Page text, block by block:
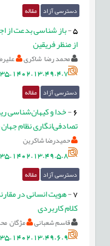
دسترسی آزاد مقاله
5
-باز شناسی بدعت از
از منظر فریقین
محمد رضا شاکری
دسترسی آزاد مقاله
6
-خدا و کیهان‌شناسی
تصادفی‌انگاری نظام
حمیدرضا شاکرین
دسترسی آزاد مقاله
7
-هویت انسانی در
کلام کاربردی
قاسم شعبانی مژگان